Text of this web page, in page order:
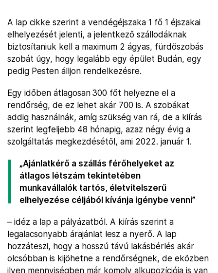
A lap cikke szerint a vendégéjszaka 1 fő 1 éjszakai
elhelyezését jelenti, a jelentkező szállodáknak
biztosítaniuk kell a maximum 2 ágyas, fürdőszobás
szobát úgy, hogy legalább egy épület Budán, egy
pedig Pesten álljon rendelkezésre.
Egy időben átlagosan 300 főt helyezne el a
rendőrség, de ez lehet akár 700 is. A szobákat
addig használnák, amíg szükség van rá, de a kiírás
szerint legfeljebb 48 hónapig, azaz négy évig a
szolgáltatás megkezdésétől, ami 2022. január 1.
„Ajánlatkérő a szállás férőhelyeket az
átlagos létszám tekintetében
munkavállalók tartós, életvitelszerű
elhelyezése céljából kívánja igénybe venni”
– idéz a lap a pályázatból. A kiírás szerint a
legalacsonyabb árajánlat lesz a nyerő. A lap
hozzáteszi, hogy a hosszú távú lakásbérlés akár
olcsóbban is kijöhetne a rendőrségnek, de eközben
ilyen mennyiségben már komoly alkupozíciója is van